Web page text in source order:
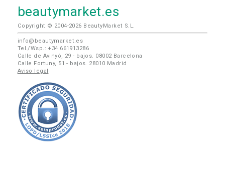
beautymarket.es
Copyright © 2004-2026 BeautyMarket S.L.
info@beautymarket.es
Tel./Wsp.: +34 661913286
Calle de Avinyó, 29 - bajos. 08002 Barcelona
Calle Fortuny, 51 - bajos. 28010 Madrid
Aviso legal